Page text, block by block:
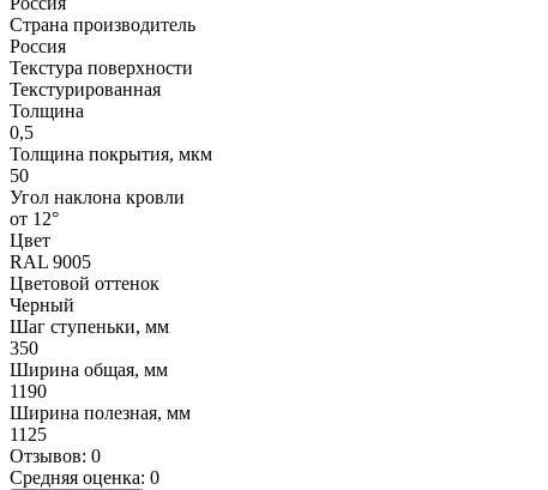
Страна производитель
Россия
Текстура поверхности
Текстурированная
Толщина
0,5
Толщина покрытия, мкм
50
Угол наклона кровли
от 12°
Цвет
RAL 9005
Цветовой оттенок
Черный
Шаг ступеньки, мм
350
Ширина общая, мм
1190
Ширина полезная, мм
1125
Отзывов: 0
Средняя оценка: 0